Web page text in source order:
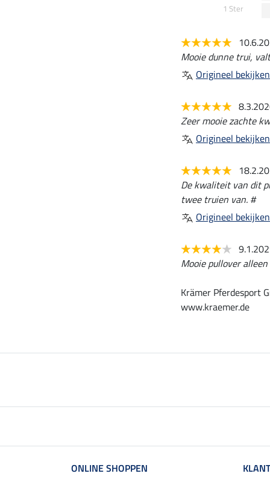
1 Ster
Mooie dunne trui,
Origineel bekijken
Zeer mooie zachte
Origineel bekijken
De kwaliteit van dit
twee truien van. #
Origineel bekijken
Mooie pullover
Krämer Pferdesport
www.kraemer.de
ONLINE SHOPPEN